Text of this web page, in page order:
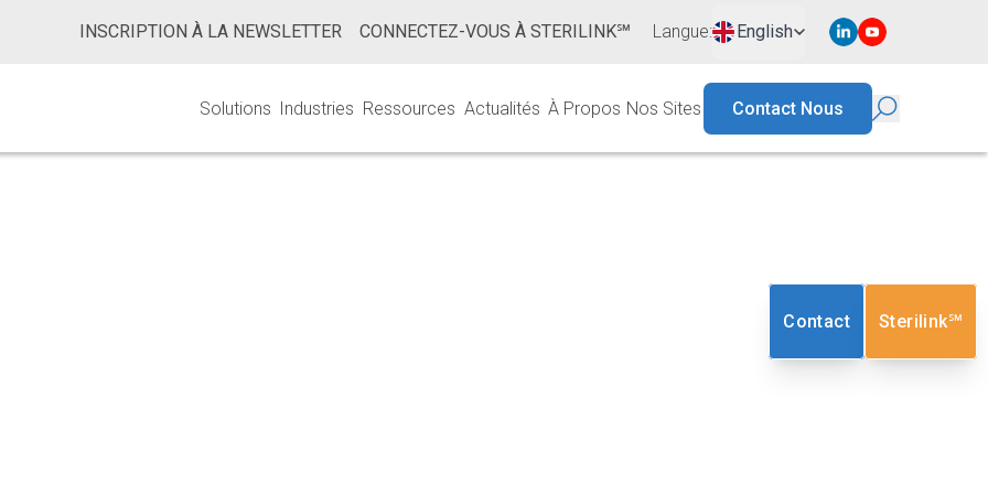
INSCRIPTION À LA NEWSLETTER CONNECTEZ-VOUS À STERILINK℠ Langue: English
Solutions Industries Ressources Actualités À Propos Nos Sites Contact Nous
Contact Sterilink℠